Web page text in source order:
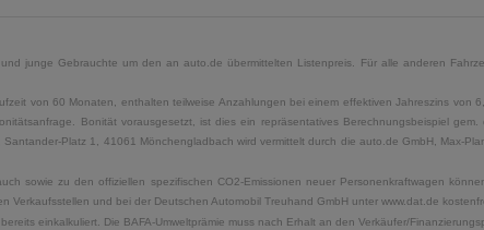
junge Gebrauchte um den an auto.de übermittelten Listenpreis. Für alle anderen
von 60 Monaten, enthalten teilweise Anzahlungen bei einem effektiven Jahreszins von
Bonität vorausgesetzt, ist dies ein repräsentatives Berechnungsbeispiel
Platz 1, 41061 Mönchengladbach wird vermittelt durch die auto.de GmbH, Max-
sowie zu den offiziellen spezifischen CO2-Emissionen neuer Personenkraftwagen
Verkaufsstellen und bei der Deutschen Automobil Treuhand GmbH unter www.dat.de
einkalkuliert. Die BAFA-Umweltprämie muss nach Erhalt an den Verkäufer/